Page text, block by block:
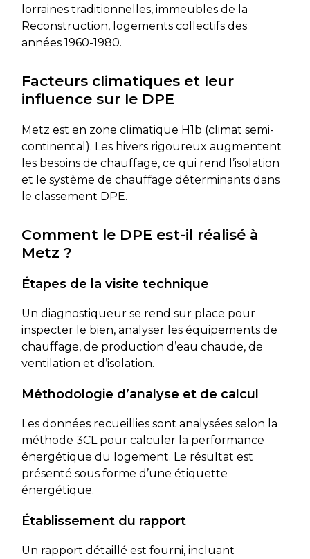
lorraines traditionnelles, immeubles de la
Reconstruction, logements collectifs des
années 1960-1980.
Facteurs climatiques et leur
influence sur le DPE
Metz est en zone climatique H1b (climat semi-
continental). Les hivers rigoureux augmentent
les besoins de chauffage, ce qui rend l’isolation
et le système de chauffage déterminants dans
le classement DPE.
Comment le DPE est-il réalisé à
Metz ?
Étapes de la visite technique
Un diagnostiqueur se rend sur place pour
inspecter le bien, analyser les équipements de
chauffage, de production d’eau chaude, de
ventilation et d’isolation.
Méthodologie d’analyse et de calcul
Les données recueillies sont analysées selon la
méthode 3CL pour calculer la performance
énergétique du logement. Le résultat est
présenté sous forme d’une étiquette
énergétique.
Établissement du rapport
Un rapport détaillé est fourni, incluant